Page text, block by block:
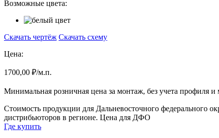
Возможные цвета:
Скачать чертёж Скачать схему
Цена:
1700,00 ₽/м.п.
Минимальная розничная цена за монтаж, без учета профиля и
Стоимость продукции для Дальневосточного федерального
дистрибьюторов в регионе. Цена для ДФО
Где купить